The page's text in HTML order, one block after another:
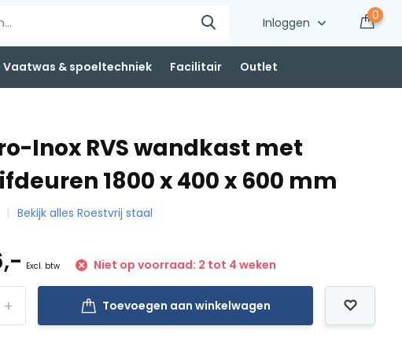
Inloggen
0
Vaatwas & spoeltechniek Facilitair Outlet
Inox RVS wandkast met
1800 x 400 x 600 mm
Bekijk alles Roestvrij staal
Excl. btw Niet op voorraad: 2 tot 4 weken
+ Toevoegen aan winkelwagen